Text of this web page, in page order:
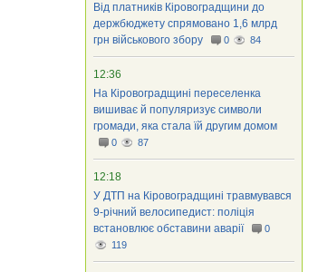
Від платників Кіровоградщини до
держбюджету спрямовано 1,6 млрд
грн військового збору
0 84
12:36
На Кіровоградщині переселенка
вишиває й популяризує символи
громади, яка стала їй другим домом
0 87
12:18
У ДТП на Кіровоградщині травмувався
9-річний велосипедист: поліція
встановлює обставини аварії
0
119